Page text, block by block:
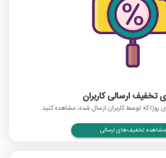
تخفیف ارسالی کاربران
که توسط کاربران ارسال شده، مشاهده کنید.
مشاهده تخفیف‌های ارسالی